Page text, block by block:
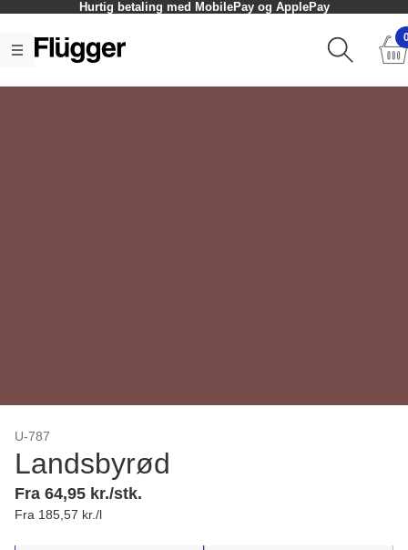
Hurtig betaling med MobilePay og ApplePay
U-787
Landsbyrød
Fra 64,95 kr./stk.
Fra 185,57 kr./l